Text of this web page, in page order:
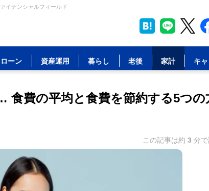
イナンシャルフィールド
ローン 資産運用 暮らし 老後 家計 キ
食費の平均と食費を節約する5つの
この記事は約 3 分で